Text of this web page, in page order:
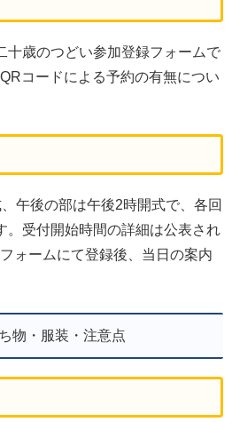
十歳のつどい参加登録フォームで
コードによる予約の有無につい
午後の部は午後2時開式で、各回
。受付開始時間の詳細は公表され
ォームにて登録後、当日の案内
物・服装・注意点